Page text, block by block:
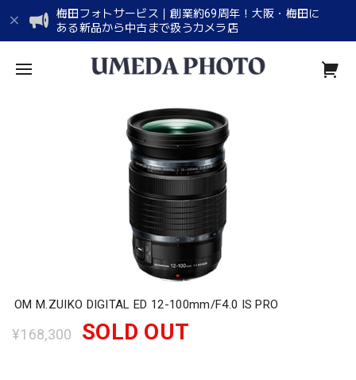
梅田フォトサービス｜創業約69周年！大阪・梅田に
ある新品から中古まで扱うカメラ店
OM M.ZUIKO DIGITAL ED 12-100mm/F4.0 IS PRO
¥168,300 SOLD OUT